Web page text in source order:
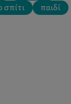
σπίτι
παιδί